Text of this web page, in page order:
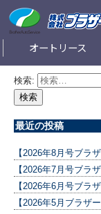
オートリース
検索:
最近の投稿
【2026年8月号ブラ
【2026年7月号ブラ
【2026年6月号ブラ
【2026年5月ブラザー